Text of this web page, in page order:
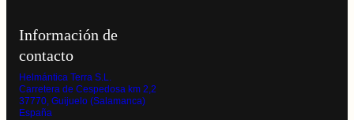
Información de
contacto
Helmántica Terra S.L.
Carretera de Cespedosa km 2,2
37770, Guijuelo (Salamanca)
España